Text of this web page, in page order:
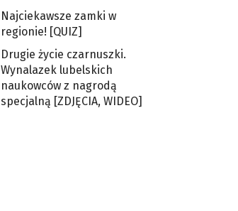
Najciekawsze zamki w
regionie! [QUIZ]
Drugie życie czarnuszki.
Wynalazek lubelskich
naukowców z nagrodą
specjalną [ZDJĘCIA, WIDEO]